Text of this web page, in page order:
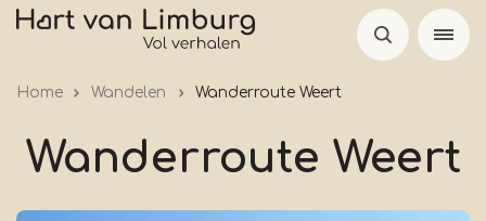
Skip
Home Wandelen Wanderroute Weert
Wanderroute Weert